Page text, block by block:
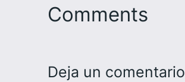
Comments
Deja un comentario